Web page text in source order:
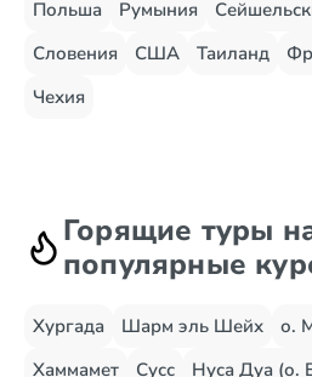
Польша
Румыния
Словения
США Таиланд
Чехия
Горящие туры
популярные
Хургада Шарм эль Шейх о.
Хаммамет
Сусс
Нуса Дуа (о.